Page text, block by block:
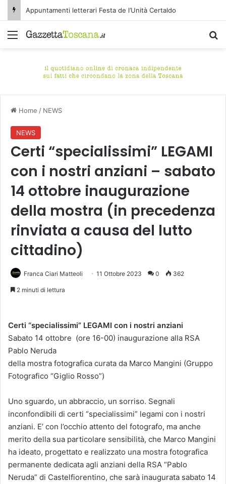
Appuntamenti letterari Festa de l’Unità Certaldo
Menu
Home / NEWS
NEWS
Certi “specialissimi” LEGAMI
con i nostri anziani – sabato
14 ottobre inaugurazione
della mostra (in precedenza
rinviata a causa del lutto
cittadino)
Franca Ciari Matteoli 11 Ottobre 2023 0 362
2 minuti di lettura
Certi “specialissimi” LEGAMI con i nostri anziani
Sabato 14 ottobre (ore 16-00) inaugurazione alla RSA
Pablo Neruda
della mostra fotografica curata da Marco Mangini (Gruppo
Fotografico “Giglio Rosso”)
Uno sguardo, un abbraccio, un sorriso. Segnali
inconfondibili di certi “specialissimi” legami con i nostri
anziani. E’ con l’occhio attento del fotografo, ma anche
merito della sua particolare sensibilità, che Marco Mangini
ha ideato, progettato e realizzato una mostra fotografica
permanente dedicata agli anziani della RSA “Pablo
Neruda” di Castelfiorentino, che sarà inaugurata sabato 14